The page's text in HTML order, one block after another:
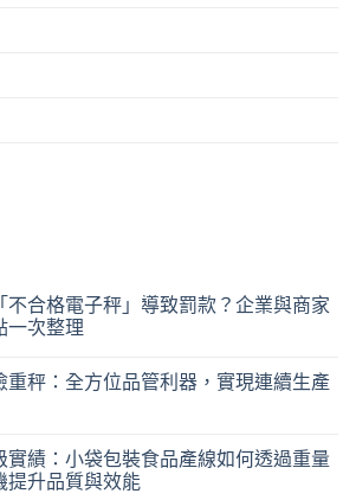
不合格電子秤」導致罰款？企業與商家
一次整理
重秤：全方位品管利器，實現連續生產
實績：小袋包裝食品產線如何透過重量
提升品質與效能